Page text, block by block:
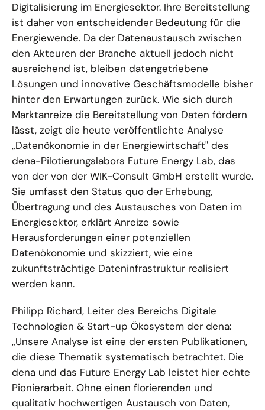
Digitalisierung im Energiesektor. Ihre Bereitstellung
ist daher von entscheidender Bedeutung für die
Energiewende. Da der Datenaustausch zwischen
den Akteuren der Branche aktuell jedoch nicht
ausreichend ist, bleiben datengetriebene
Lösungen und innovative Geschäftsmodelle bisher
hinter den Erwartungen zurück. Wie sich durch
Marktanreize die Bereitstellung von Daten fördern
lässt, zeigt die heute veröffentlichte Analyse
„Datenökonomie in der Energiewirtschaft" des
dena-Pilotierungslabors Future Energy Lab, das
von der von der WIK-Consult GmbH erstellt wurde.
Sie umfasst den Status quo der Erhebung,
Übertragung und des Austausches von Daten im
Energiesektor, erklärt Anreize sowie
Herausforderungen einer potenziellen
Datenökonomie und skizziert, wie eine
zukunftsträchtige Dateninfrastruktur realisiert
werden kann.
Philipp Richard, Leiter des Bereichs Digitale
Technologien & Start-up Ökosystem der dena:
„Unsere Analyse ist eine der ersten Publikationen,
die diese Thematik systematisch betrachtet. Die
dena und das Future Energy Lab leistet hier echte
Pionierarbeit. Ohne einen florierenden und
qualitativ hochwertigen Austausch von Daten,